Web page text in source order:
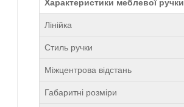
Характеристики меблевої ручки
Лінійка
Стиль ручки
Міжцентрова відстань
Габаритні розміри